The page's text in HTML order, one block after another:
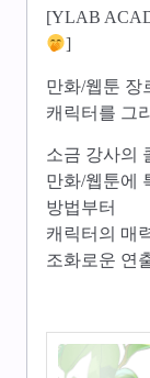
[YLAB
]
만화/웹툰 장
캐릭터를 그
소금 강사의
만화/웹툰에
방법부터
캐릭터의 매
조화로운 연